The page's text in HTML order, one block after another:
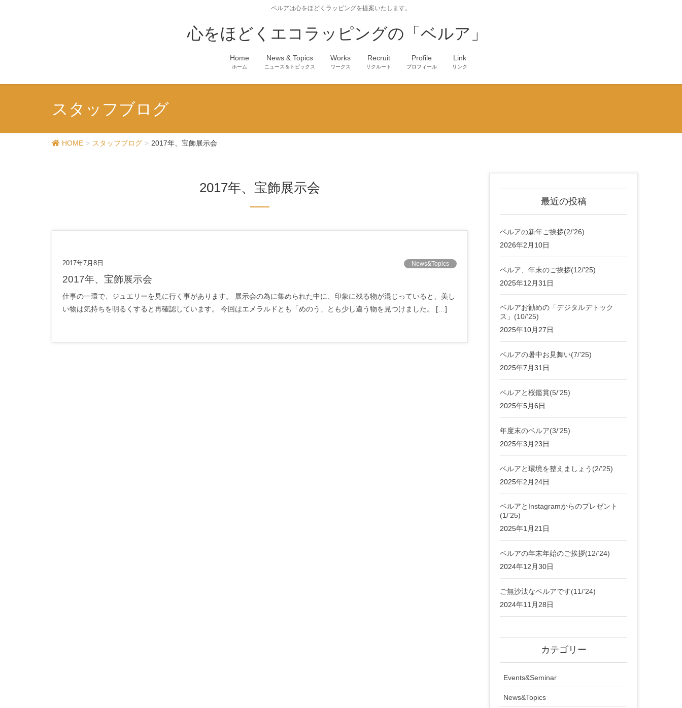
ベルアは心をほどくラッピングを提案いたします。
心をほどくエコラッピングの「ベルア」
Home
ホーム
News & Topics
ニュース＆トピックス
Works
ワークス
Recruit
リクルート
Profile
プロフィール
Link
リンク
スタッフブログ
HOME スタッフブログ 2017年、宝飾展示会
2017年、宝飾展示会
2017年7月8日 News&Topics
2017年、宝飾展示会
仕事の一環で、ジュエリーを見に行く事があります。 展示会の為に集められた中に、印象に残る物が混じっていると、美し
い物は気持ちを明るくすると再確認しています。 今回はエメラルドとも「めのう」とも少し違う物を見つけました。 […]
最近の投稿
ベルアの新年ご挨拶(2/’26)
2026年2月10日
ベルア、年末のご挨拶(12/’25)
2025年12月31日
ベルアお勧めの「デジタルデトック
ス」(10/’25)
2025年10月27日
ベルアの暑中お見舞い(7/’25)
2025年7月31日
ベルアと桜鑑賞(5/’25)
2025年5月6日
年度末のベルア(3/’25)
2025年3月23日
ベルアと環境を整えましょう(2/’25)
2025年2月24日
ベルアとInstagramからのプレゼント
(1/’25)
2025年1月21日
ベルアの年末年始のご挨拶(12/’24)
2024年12月30日
ご無沙汰なベルアです(11/’24)
2024年11月28日
カテゴリー
Events&Seminar
News&Topics